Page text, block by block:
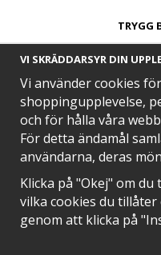
TRYGG
SNABB
VI SKRÄDDARSYR DIN
Vi använder cookies
shoppingupplevelse,
och för hålla våra
För detta ändamål
användarna, deras
Klicka på "Okej" om
vilka cookies du
genom att klicka på